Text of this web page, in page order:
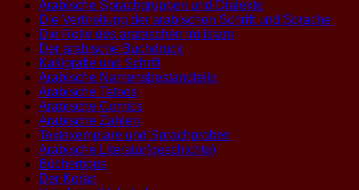
Arabische Sprachgruppen und Dialekte
Die Verbreitung der arabischen Schrift und Sprache
Die Rolle des arabischen im Islam
Der arabische Buchdruck
Kalligrafie und Schrift
Arabische Namensbestandteile
Arabische Tatoos
Arabische Comics
Arabische Zahlen
Textexemplare und Sprachproben
Arabische Literatur(geschichte)
Büchertipps
Der Koran